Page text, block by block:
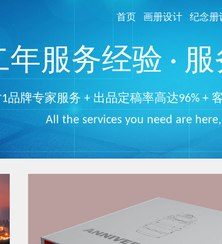
首页 画册设计 纪念册
服务经验 ·
品牌专家服务 + 出品定稿率高达96% +
All the services you need are